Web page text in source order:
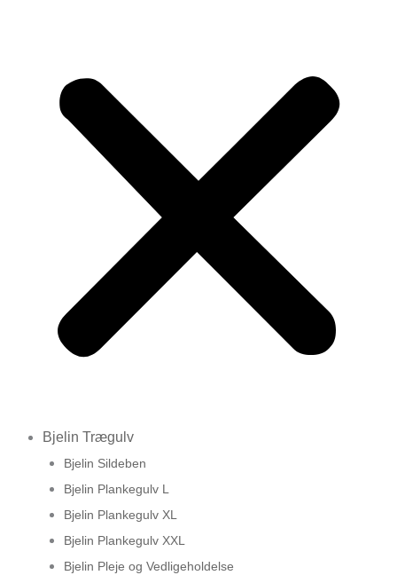
Bjelin Trægulv
Bjelin Sildeben
Bjelin Plankegulv L
Bjelin Plankegulv XL
Bjelin Plankegulv XXL
Bjelin Pleje og Vedligeholdelse